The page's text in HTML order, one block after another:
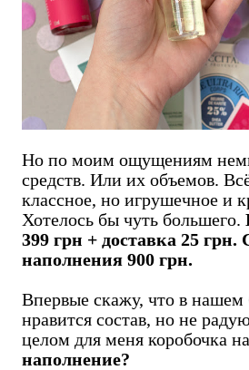
Но по моим ощущениям
средств. Или их объемов.
классное, но игрушечное и
Хотелось бы чуть большего.
399 грн + доставка 25 грн.
наполнения 900 грн.
Впервые скажу, что в нашем
нравится состав, но не
целом для меня коробочка
наполнение?